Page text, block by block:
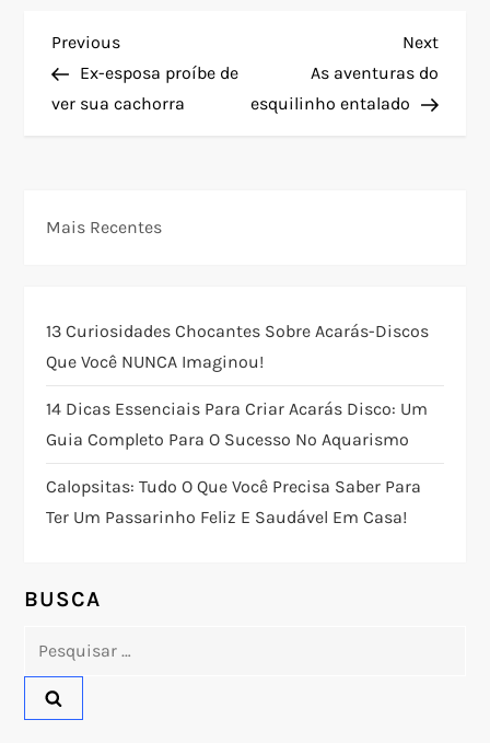
N
a
ç
ã
o
d
P
o
s
Previous
Post
Previous
Ex-esposa proíbe de
ver sua cachorra
Next
Post
Next
As aventuras do
esquilinho entalado
Mais Recentes
13 Curiosidades Chocantes Sobre Acarás-Discos
Que Você NUNCA Imaginou!
14 Dicas Essenciais Para Criar Acarás Disco: Um
Guia Completo Para O Sucesso No Aquarismo
Calopsitas: Tudo O Que Você Precisa Saber Para
Ter Um Passarinho Feliz E Saudável Em Casa!
BUSCA
Pesquisar